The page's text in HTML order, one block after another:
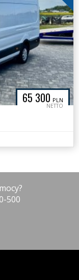
65 300 PLN
NETTO
500